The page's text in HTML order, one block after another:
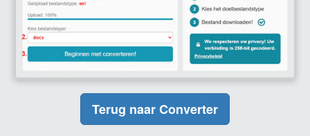
Terug naar Converter